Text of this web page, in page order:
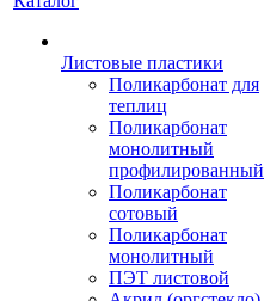
Листовые пластики
Поликарбонат для
теплиц
Поликарбонат
монолитный
профилированный
Поликарбонат
сотовый
Поликарбонат
монолитный
ПЭТ листовой